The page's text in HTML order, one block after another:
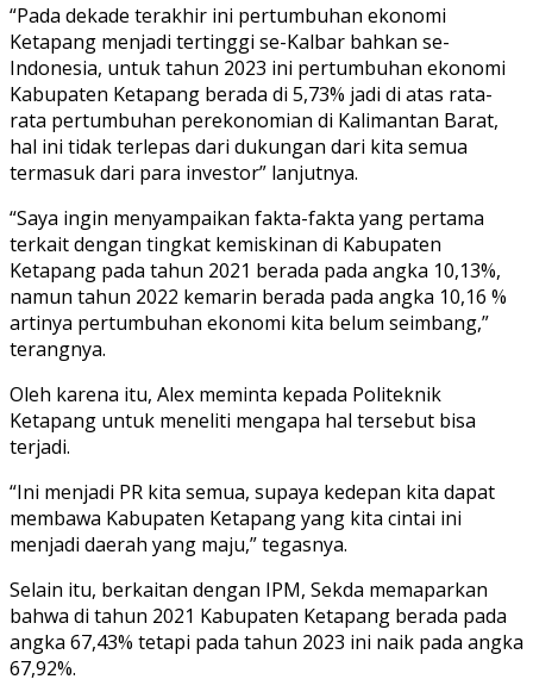
“Pada dekade terakhir ini pertumbuhan ekonomi
Ketapang menjadi tertinggi se-Kalbar bahkan se-
Indonesia, untuk tahun 2023 ini pertumbuhan ekonomi
Kabupaten Ketapang berada di 5,73% jadi di atas rata-
rata pertumbuhan perekonomian di Kalimantan Barat,
hal ini tidak terlepas dari dukungan dari kita semua
termasuk dari para investor” lanjutnya.
“Saya ingin menyampaikan fakta-fakta yang pertama
terkait dengan tingkat kemiskinan di Kabupaten
Ketapang pada tahun 2021 berada pada angka 10,13%,
namun tahun 2022 kemarin berada pada angka 10,16 %
artinya pertumbuhan ekonomi kita belum seimbang,”
terangnya.
Oleh karena itu, Alex meminta kepada Politeknik
Ketapang untuk meneliti mengapa hal tersebut bisa
terjadi.
“Ini menjadi PR kita semua, supaya kedepan kita dapat
membawa Kabupaten Ketapang yang kita cintai ini
menjadi daerah yang maju,” tegasnya.
Selain itu, berkaitan dengan IPM, Sekda memaparkan
bahwa di tahun 2021 Kabupaten Ketapang berada pada
angka 67,43% tetapi pada tahun 2023 ini naik pada angka
67,92%.